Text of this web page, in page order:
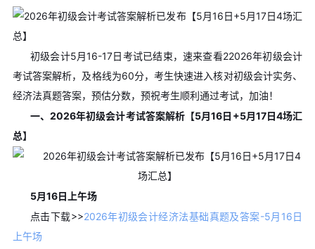
初级会计5月16-17日考试已结束，速来查看22026年初级会计
考试答案解析，及格线为60分，考生快速进入核对初级会计实务、
经济法真题答案，预估分数，预祝考生顺利通过考试，加油！
一、2026年初级会计考试答案解析【5月16日+5月17日4场汇
总】
5月16日上午场
点击下载>>2026年初级会计经济法基础真题及答案-5月16日
上午场